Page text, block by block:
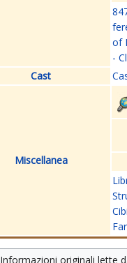
of
-
Cast
Miscellanea
Cibi
Informazioni originali lette